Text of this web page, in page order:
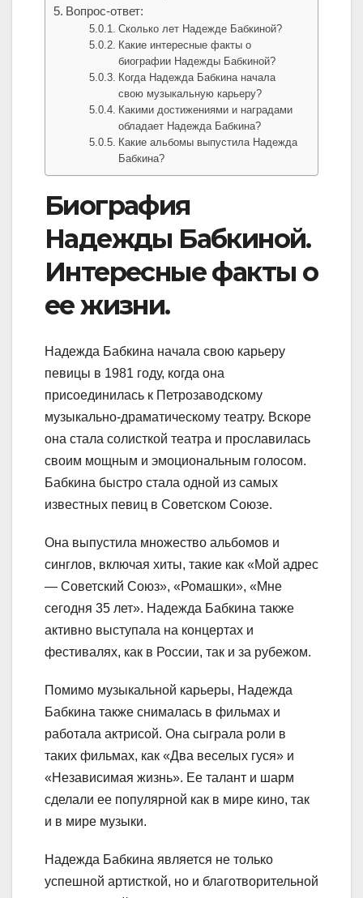
Вопрос-ответ:
Сколько лет Надежде Бабкиной?
Какие интересные факты о
биографии Надежды Бабкиной?
Когда Надежда Бабкина начала
свою музыкальную карьеру?
Какими достижениями и наградами
обладает Надежда Бабкина?
Какие альбомы выпустила Надежда
Бабкина?
Биография
Надежды Бабкиной.
Интересные факты о
ее жизни.
Надежда Бабкина начала свою карьеру
певицы в 1981 году, когда она
присоединилась к Петрозаводскому
музыкально-драматическому театру. Вскоре
она стала солисткой театра и прославилась
своим мощным и эмоциональным голосом.
Бабкина быстро стала одной из самых
известных певиц в Советском Союзе.
Она выпустила множество альбомов и
синглов, включая хиты, такие как «Мой адрес
— Советский Союз», «Ромашки», «Мне
сегодня 35 лет». Надежда Бабкина также
активно выступала на концертах и
фестивалях, как в России, так и за рубежом.
Помимо музыкальной карьеры, Надежда
Бабкина также снималась в фильмах и
работала актрисой. Она сыграла роли в
таких фильмах, как «Два веселых гуся» и
«Независимая жизнь». Ее талант и шарм
сделали ее популярной как в мире кино, так
и в мире музыки.
Надежда Бабкина является не только
успешной артисткой, но и благотворительной